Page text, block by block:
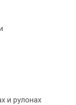
и рулонах